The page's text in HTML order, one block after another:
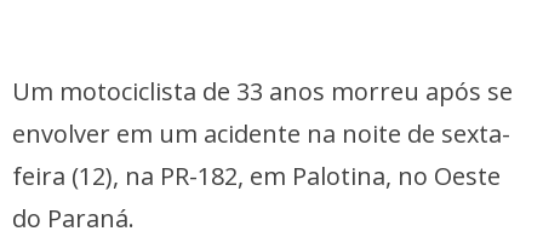
Um motociclista de 33 anos morreu após se
envolver em um acidente na noite de sexta-
feira (12), na PR-182, em Palotina, no Oeste
do Paraná.